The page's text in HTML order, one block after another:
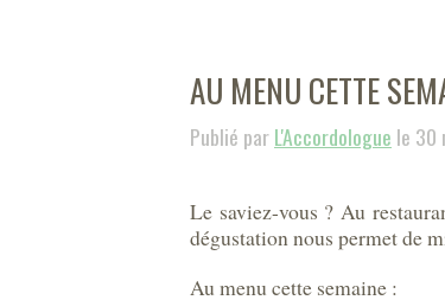
AU MENU CETTE
Publié parL'Accordologue le 30
Le saviez-vous ? Au
dégustation nous permet de
Au menu cette semaine :